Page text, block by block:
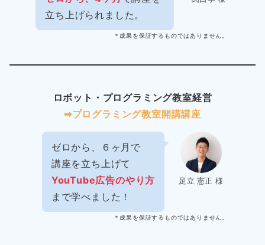
立ち上げられました。
＊成果を保証するものではありません。
ロボット・プログラミング教室経営
➡︎プログラミング教室開講講座
足立 憲正 様
ゼロから、６ヶ月で
講座を立ち上げて
YouTube広告のやり方
まで学べました！
＊成果を保証するものではありません。